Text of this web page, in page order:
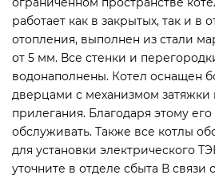
работает как в закрытых, так и в
отопления, выполнен из стали
от 5 мм. Все стенки и
водонаполнены. Котел оснащен
дверцами с механизмом затяжки
прилегания. Благодаря этому
обслуживать. Также все котлы
для установки электрического
уточните в отделе сбыта В связи